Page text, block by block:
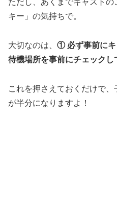
ただし、あくまでキャスト
キー」の気持ちで。
大切なのは、 ① 必ず事前にキ
待機場所を事前にチェックし
これを押さえておくだけで
が半分になりますよ！